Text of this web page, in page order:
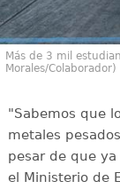
Más de 3 mil
Morales/Colaborador)
"Sabemos que
metales
pesar de que
el Ministerio de